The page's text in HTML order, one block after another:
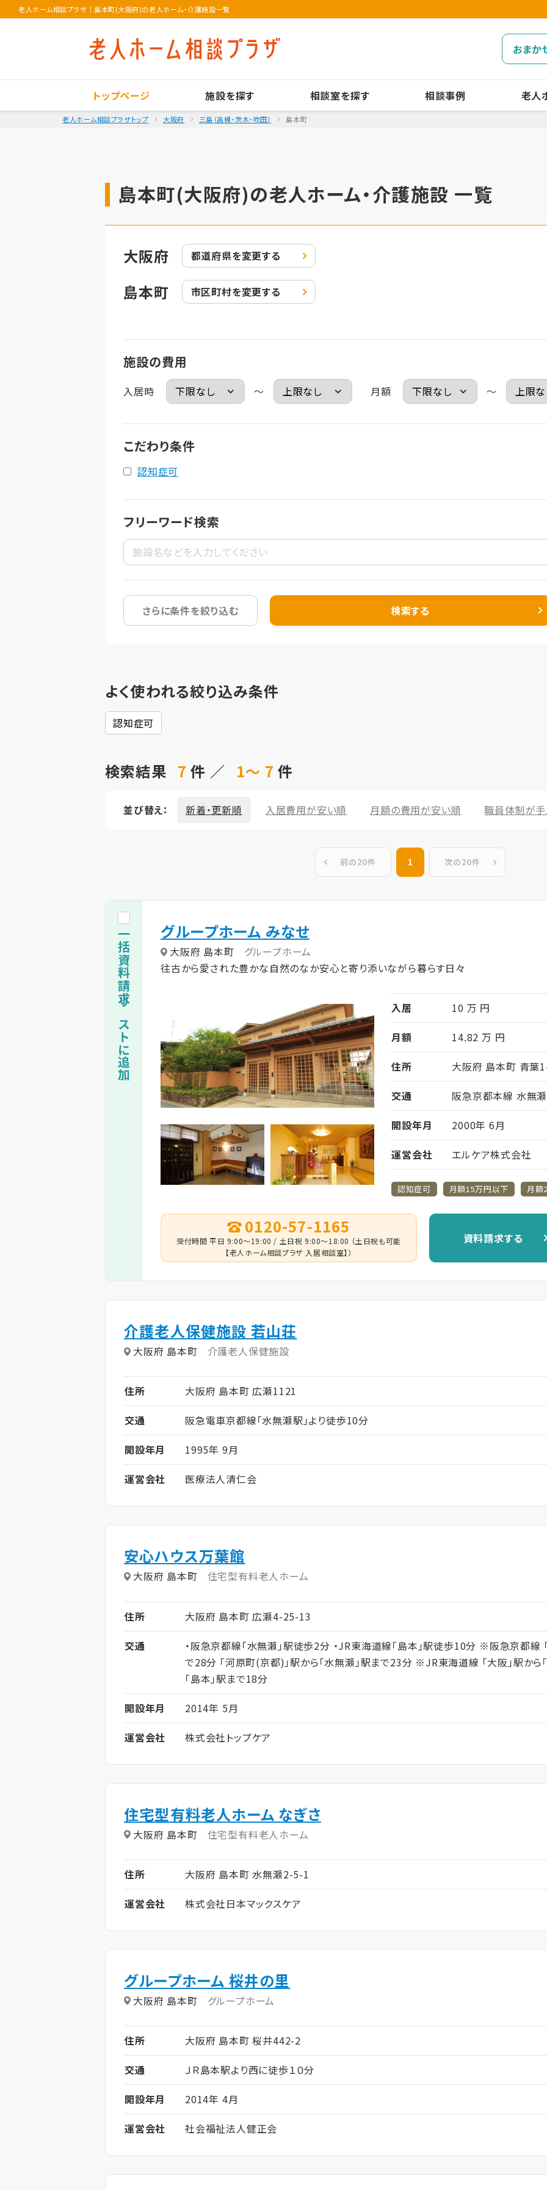
老人ホーム相談プラザ ｜ 島本町(大阪府)の老人ホーム・介護施設一覧
おまか
トップページ 施設を探す 相談室を探す 相談事例 老人
老人ホーム相談プラザトップ 大阪府 三島（高槻・茨木・吹田） 島本町
島本町(大阪府)の老人ホーム・介護施設 一覧
大阪府 都道府県を変更する
島本町 市区町村を変更する
施設の費用
入居時 ～ 月額 ～
こだわり条件
認知症可
フリーワード検索
さらに条件を絞り込む 検索する
よく使われる絞り込み条件
認知症可
検索結果 7件 ／ 1～ 7件
並び替え： 新着・更新順 入居費用が安い順 月額の費用が安い順 職員体制が
前の20件 1 次の20件
グループホーム みなせ
大阪府 島本町
グループホーム
往古から愛された豊かな自然のなか安心と寄り添いながら暮らす日々
入居
10 万 円
月額
14.82 万 円
住所
大阪府 島本町 青葉
交通
阪急京都本線 水無
開設年月
2000年 6月
運営会社
エルケア株式会社
認知症可 月額15万円以下 月額
0120-57-1165
受付時間 平日 9:00～19:00 / 土日祝 9:00～18:00 （土日祝も可能
【老人ホーム相談プラザ 入居相談室】）
資料請求する
一括資料請求リストに追加
介護老人保健施設 若山荘
大阪府 島本町 介護老人保健施設
住所
大阪府 島本町 広瀬1121
交通
阪急電車京都線「水無瀬駅」より徒歩10分
開設年月
1995年 9月
運営会社
医療法人清仁会
安心ハウス万葉館
大阪府 島本町 住宅型有料老人ホーム
住所
大阪府 島本町 広瀬4-25-13
交通
・阪急京都線「水無瀬」駅徒歩2分 ・JR東海道線「島本」駅徒歩10分 ※阪急京都線
で28分 「河原町(京都)」駅から「水無瀬」駅まで23分 ※JR東海道線 「大阪」駅から
「島本」駅まで18分
開設年月
2014年 5月
運営会社
株式会社トップケア
住宅型有料老人ホーム なぎさ
大阪府 島本町 住宅型有料老人ホーム
住所
大阪府 島本町 水無瀬2-5-1
運営会社
株式会社日本マックスケア
グループホーム 桜井の里
大阪府 島本町 グループホーム
住所
大阪府 島本町 桜井442-2
交通
ＪＲ島本駅より西に徒歩１０分
開設年月
2014年 4月
運営会社
社会福祉法人健正会